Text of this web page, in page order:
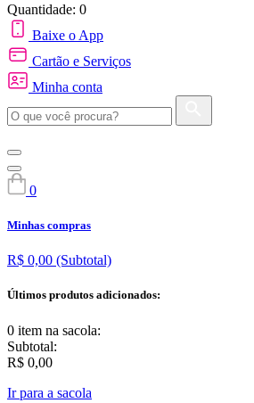
Quantidade: 0
Baixe o App
Cartão e Serviços
Minha conta
0
Minhas compras
R$ 0,00 (Subtotal)
Últimos produtos adicionados:
0 item na sacola:
Subtotal:
R$ 0,00
Ir para a sacola